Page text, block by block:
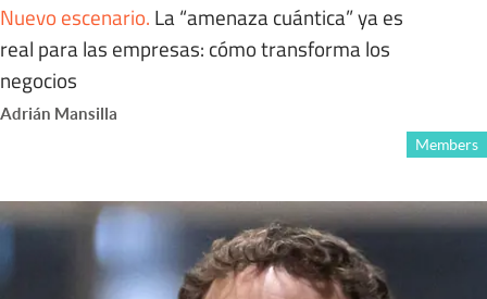
Nuevo escenario. La “amenaza cuántica” ya es
real para las empresas: cómo transforma los
negocios
Adrián Mansilla
Members